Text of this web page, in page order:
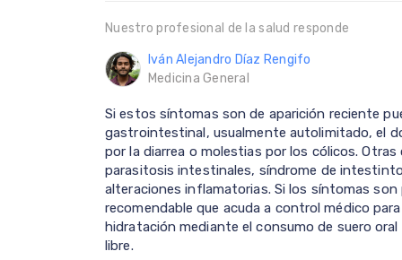
Nuestro profesional de la salud responde
Iván Alejandro Díaz Rengifo
Medicina General
Si estos síntomas son de aparición reciente
gastrointestinal, usualmente autolimitado, el
por la diarrea o molestias por los cólicos.
parasitosis intestinales, síndrome de
alteraciones inflamatorias. Si los síntomas
recomendable que acuda a control médico
hidratación mediante el consumo de suero
libre.